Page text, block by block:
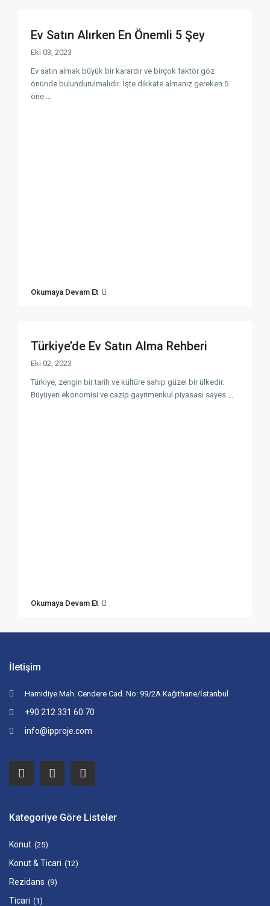
Ev Satın Alırken En Önemli 5 Şey
Eki 03, 2023
Ev satın almak büyük bir karardır ve birçok faktör göz
önünde bulundurulmalıdır. İşte dikkate almanız gereken 5
öne ...
Okumaya Devam Et
Türkiye’de Ev Satın Alma Rehberi
Eki 02, 2023
Türkiye, zengin bir tarih ve kültüre sahip güzel bir ülkedir.
Büyüyen ekonomisi ve cazip gayrimenkul piyasası sayes ...
Okumaya Devam Et
İletişim
Hamidiye Mah. Cendere Cad. No: 99/2A Kağıthane/İstanbul
+90 212 331 60 70
info@ipproje.com
Kategoriye Göre Listeler
Konut (25)
Konut & Ticari (12)
Rezidans (9)
Ticari (1)